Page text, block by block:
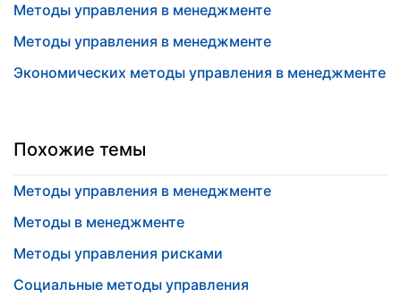
Методы управления в менеджменте
Методы управления в менеджменте
Экономических методы управления в менеджменте
Похожие темы
Методы управления в менеджменте
Методы в менеджменте
Методы управления рисками
Социальные методы управления